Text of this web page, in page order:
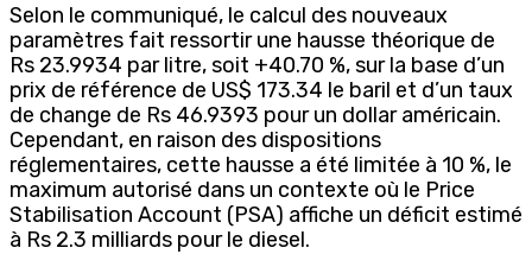
Selon le communiqué, le calcul des nouveaux
paramètres fait ressortir une hausse théorique de
Rs 23.9934 par litre, soit +40.70 %, sur la base d’un
prix de référence de US$ 173.34 le baril et d’un taux
de change de Rs 46.9393 pour un dollar américain.
Cependant, en raison des dispositions
réglementaires, cette hausse a été limitée à 10 %, le
maximum autorisé dans un contexte où le Price
Stabilisation Account (PSA) affiche un déficit estimé
à Rs 2.3 milliards pour le diesel.